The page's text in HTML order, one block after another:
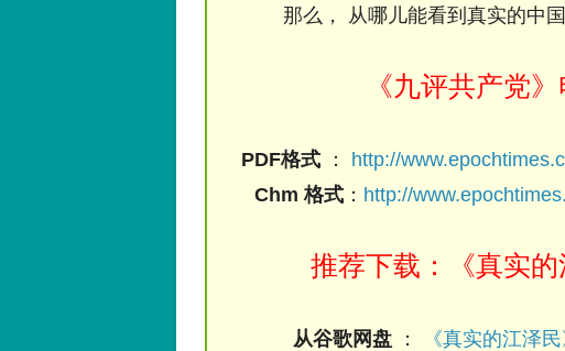
那么， 从哪儿能看到真实的中
《九评共产党
PDF格式 ： http://
Chm 格式 ： http://
推荐下载：《真实
从谷歌网盘 ： 《真实的江泽